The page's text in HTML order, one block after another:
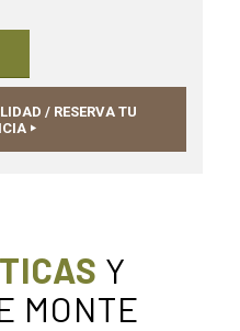
/ RESERVA TU
Y
MONTE